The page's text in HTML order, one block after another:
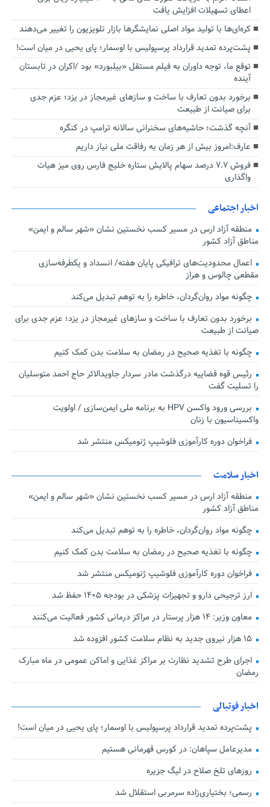
اعطای تسهیلات افزایش یافت
کره‌ای‌ها با تولید مواد اصلی نمایشگرها بازار تلویزیون را تغییر می‌دهند
پشت‌پرده تمدید قرارداد پرسپولیس با اوسمار؛ پای یحیی در میان است!
توقع ما، توجه داوران به فیلم مستقل «بیلبورد» بود /اکران در تابستان
آینده
برخورد بدون تعارف با ساخت‌ و سازهای غیرمجاز در یزد؛ عزم جدی
برای صیانت از طبیعت
آنچه گذشت؛ حاشیه‌های سخنرانی سالانه ترامپ در کنگره
عارف:امروز بیش از هر زمان به رفاقت ملی نیاز داریم
فروش ۷.۷ درصد سهام پالایش ستاره خلیج فارس روی میز هیات
واگذاری
اخبار اجتماعی
منطقه آزاد ارس در مسیر کسب نخستین نشان «شهر سالم و ایمن»
مناطق آزاد کشور
اعمال محدودیت‌های ترافیکی پایان هفته/ انسداد و یکطرفه‌سازی
مقطعی چالوس و هراز
چگونه مواد روان‌گردان، خاطره را به توهم تبدیل می‌کند
برخورد بدون تعارف با ساخت‌ و سازهای غیرمجاز در یزد؛ عزم جدی برای
صیانت از طبیعت
چگونه با تغذیه صحیح در رمضان به سلامت بدن کمک کنیم
رئیس قوه قضاییه درگذشت مادر سردار جاویدالاثر حاج احمد متوسلیان
را تسلیت گفت
بررسی ورود واکسن HPV به برنامه ملی ایمن‌سازی / اولویت
واکسیناسیون با زنان
فراخوان دوره کارآموزی فلوشیپ ژنومیکس منتشر شد
اخبار سلامت
منطقه آزاد ارس در مسیر کسب نخستین نشان «شهر سالم و ایمن»
مناطق آزاد کشور
چگونه مواد روان‌گردان، خاطره را به توهم تبدیل می‌کند
چگونه با تغذیه صحیح در رمضان به سلامت بدن کمک کنیم
فراخوان دوره کارآموزی فلوشیپ ژنومیکس منتشر شد
ارز ترجیحی دارو و تجهیزات پزشکی در بودجه ۱۴۰۵ حفظ شد
معاون وزیر: ۱۴ هزار پرستار در مراکز درمانی کشور فعالیت می‌کنند
۱۵ هزار نیروی جدید به نظام سلامت کشور افزوده شد
اجرای طرح تشدید نظارت بر مراکز غذایی و اماکن عمومی در ماه مبارک
رمضان
اخبار فوتبالی
پشت‌پرده تمدید قرارداد پرسپولیس با اوسمار؛ پای یحیی در میان است!
مدیرعامل سپاهان: در کورس قهرمانی هستیم
روزهای تلخ صلاح در لیگ جزیره
رسمی؛ بختیاری‌زاده سرمربی استقلال شد